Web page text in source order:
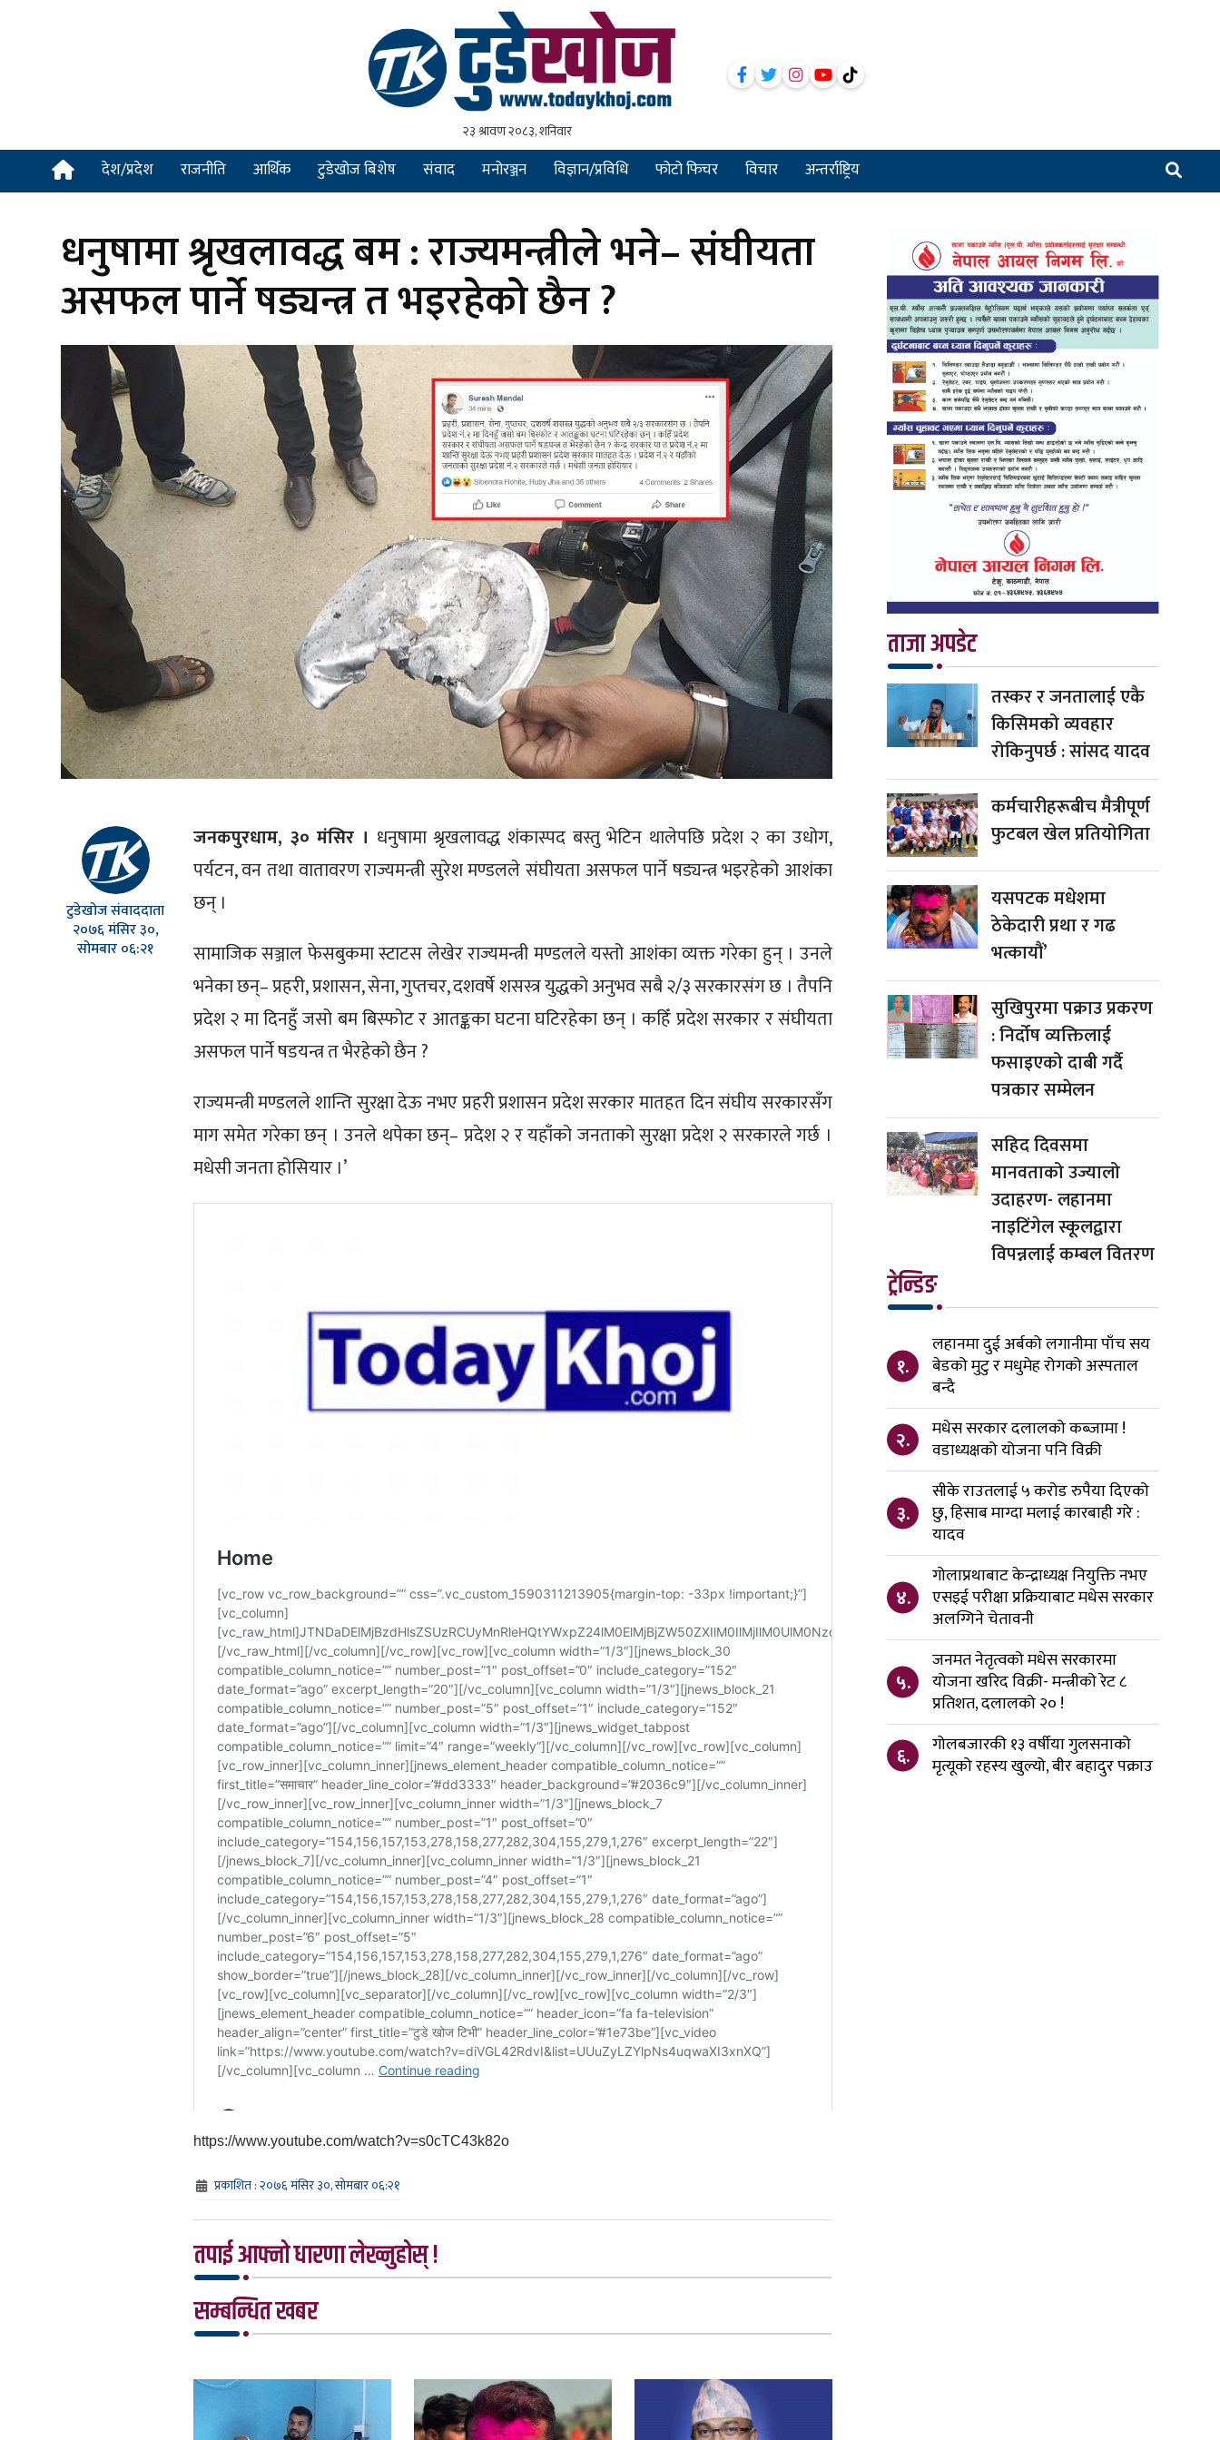
देश/प्रदेश राजनीति आर्थिक टुडेखोज बिशेष संवाद मनोरञ्जन विज्ञान/प्रविधि फोटो फिचर विचार अन्तर्राष्ट्रिय
धनुषामा श्रृखलावद्ध बम : राज्यमन्त्रीले भने– संघीयता
असफल पार्ने षड्यन्त्र त भइरहेको छैन ?
टुडेखोज संवाददाता
२०७६ मंसिर ३०,
सोमबार ०६:२१
जनकपुरधाम, ३० मंसिर । धनुषामा श्रृखलावद्ध शंकास्पद बस्तु भेटिन थालेपछि प्रदेश २ का उधोग,
पर्यटन, वन तथा वातावरण राज्यमन्त्री सुरेश मण्डलले संघीयता असफल पार्ने षड्यन्त्र भइरहेको आशंका
छन् ।
सामाजिक सञ्जाल फेसबुकमा स्टाटस लेखेर राज्यमन्त्री मण्डलले यस्तो आशंका व्यक्त गरेका हुन् । उनले
भनेका छन्– प्रहरी, प्रशासन, सेना, गुप्तचर, दशवर्षे शसस्त्र युद्धको अनुभव सबै २/३ सरकारसंग छ । तैपनि
प्रदेश २ मा दिनहुँ जसो बम बिस्फोट र आतङ्कका घटना घटिरहेका छन् । कहिँ प्रदेश सरकार र संघीयता
असफल पार्ने षडयन्त्र त भैरहेको छैन ?
राज्यमन्त्री मण्डलले शान्ति सुरक्षा देऊ नभए प्रहरी प्रशासन प्रदेश सरकार मातहत दिन संघीय सरकारसँग
माग समेत गरेका छन् । उनले थपेका छन्– प्रदेश २ र यहाँको जनताको सुरक्षा प्रदेश २ सरकारले गर्छ ।
मधेसी जनता होसियार ।’
https://www.youtube.com/watch?v=s0cTC43k82o
प्रकाशित : २०७६ मंसिर ३०, सोमबार ०६:२१
तपाई आफ्नो धारणा लेख्नुहोस् !
सम्बन्धित खबर
ताजा अपडेट
तस्कर र जनतालाई एकै
किसिमको व्यवहार
रोकिनुपर्छ : सांसद यादव
कर्मचारीहरूबीच मैत्रीपूर्ण
फुटबल खेल प्रतियोगिता
यसपटक मधेशमा
ठेकेदारी प्रथा र गढ
भत्कायौं’
सुखिपुरमा पक्राउ प्रकरण
: निर्दोष व्यक्तिलाई
फसाइएको दाबी गर्दै
पत्रकार सम्मेलन
सहिद दिवसमा
मानवताको उज्यालो
उदाहरण- लहानमा
नाइटिंगेल स्कूलद्वारा
विपन्नलाई कम्बल वितरण
ट्रेन्डिङ
१.
लहानमा दुई अर्बको लगानीमा पाँच सय
बेडको मुटु र मधुमेह रोगको अस्पताल
बन्दै
२.
मधेस सरकार दलालको कब्जामा !
वडाध्यक्षको योजना पनि विक्री
३.
सीके राउतलाई ५ करोड रुपैया दिएको
छु, हिसाब माग्दा मलाई कारबाही गरे :
यादव
४.
गोलाप्रथाबाट केन्द्राध्यक्ष नियुक्ति नभए
एसइई परीक्षा प्रक्रियाबाट मधेस सरकार
अलग्गिने चेतावनी
५.
जनमत नेतृत्वको मधेस सरकारमा
योजना खरिद विक्री- मन्त्रीको रेट ८
प्रतिशत, दलालको २० !
६.
गोलबजारकी १३ वर्षीया गुलसनाको
मृत्यूको रहस्य खुल्यो, बीर बहादुर पक्राउ